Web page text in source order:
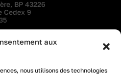
aux
nous utilisons des technologies
BP 43226
Cedex 9
l’entreprise